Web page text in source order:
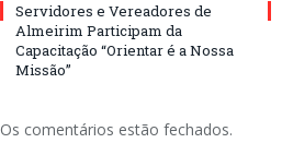
Servidores e Vereadores de
Almeirim Participam da
Capacitação “Orientar é a Nossa
Missão”
Os comentários estão fechados.